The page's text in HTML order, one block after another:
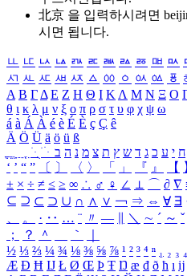
北京 을 입력하시려면
시면 됩니다.
ㅥ ㅦ ㅧ ㅨ ㅩ ㅪ ㅫ ㅬ ㅭ ㅮ ㅯ
ㅺ ㅻ ㅼ ㅽ ㅾ ㅿ ㆀ ㆁ ㆂ ㆃ ㆄ
Α Β ΓΔ Ε Ζ Η Θ Ι ΚΛ Μ Ν Ξ Ο
θ ι κ λ μ ν ξ ο π ρ σ τ υ φ χ ψ ω
á à Á À é è É È ç Ç ê
Ä Ö Ü ä ö ü ß
ִֶֹ ֻּ ׁׂ ח י ע כ ג ד ש ץ ת צ מ נ ה ב
‘ ’ “ ” 〔 〕 〈 〉 「 」 『 』 【
± × ÷ ≠ ≤ ≥ ∞ ∴ ♂ ♀ ∠ ⊥ ⌒ ∂ ∇
⊆ ⊇ ⊂ ⊃ ∪ ∩ ∧ ∨ ￢ ⇒ ⇔ ∀ ∃
、
。 · ‥ … ¨ 〃 ― ＼ ∼ ´ ～ ˇ
；
？ ＾ ｀
½ ⅓ ⅔ ¼ ¾ ⅛ ⅜ ⅝ ⅞ ¹ ² ³ ⁴ ⁿ ₁ ₂ ₃ ₄
Æ Ð Ħ Ĳ Ł Ø Œ Þ Ŧ Ŋ æ đ ð ħ ı ĳ